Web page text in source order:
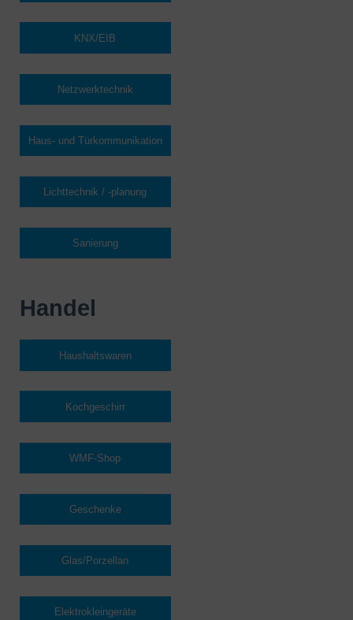
KNX/EIB
Netzwerktechnik
Haus- und Türkommunikation
Lichttechnik / -planung
Sanierung
Handel
Haushaltswaren
Kochgeschirr
WMF-Shop
Geschenke
Glas/Porzellan
Elektrokleingeräte